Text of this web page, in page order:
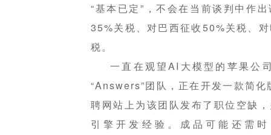
“基本已定”，不会在当前谈判中作
35%关税、对巴西征收50%关税、
税。
一直在观望AI大模型的苹果公
“Answers”团队，正在开发一款简
聘网站上为该团队发布了职位空缺
引擎开发经验。成品可能还需